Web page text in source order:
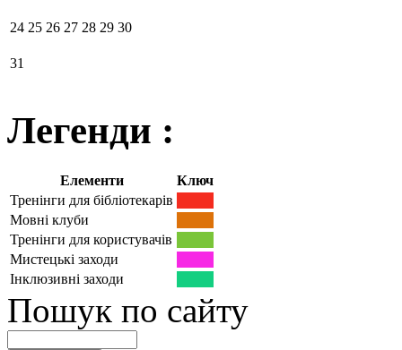
24 25 26 27 28 29 30
31
Легенди :
Елементи
Ключ
Тренінги для бібліотекарів
Мовні клуби
Тренінги для користувачів
Мистецькі заходи
Інклюзивні заходи
Пошук по сайту